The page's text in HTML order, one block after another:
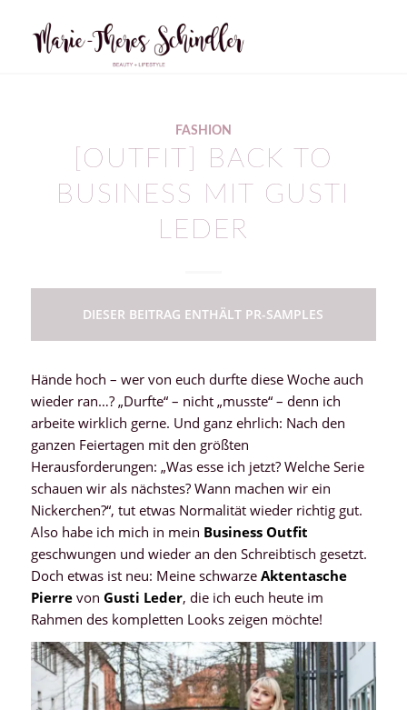
FASHION
[OUTFIT] BACK TO
BUSINESS MIT GUSTI
LEDER
DIESER BEITRAG ENTHÄLT PR-SAMPLES
Hände hoch – wer von euch durfte diese Woche auch
wieder ran…? „Durfte“ – nicht „musste“ – denn ich
arbeite wirklich gerne. Und ganz ehrlich: Nach den
ganzen Feiertagen mit den größten
Herausforderungen: „Was esse ich jetzt? Welche Serie
schauen wir als nächstes? Wann machen wir ein
Nickerchen?“, tut etwas Normalität wieder richtig gut.
Also habe ich mich in mein Business Outfit
geschwungen und wieder an den Schreibtisch gesetzt.
Doch etwas ist neu: Meine schwarze Aktentasche
Pierrevon Gusti Leder, die ich euch heute im
Rahmen des kompletten Looks zeigen möchte!